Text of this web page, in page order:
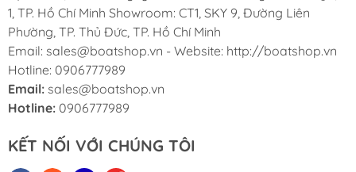
1, TP. Hồ Chí Minh Showroom: CT1, SKY 9, Đường Liên
Phường, TP. Thủ Đức, TP. Hồ Chí Minh
Email: sales@boatshop.vn - Website: http://boatshop.vn
Hotline: 0906777989
Email: sales@boatshop.vn
Hotline: 0906777989
KẾT NỐI VỚI CHÚNG TÔI